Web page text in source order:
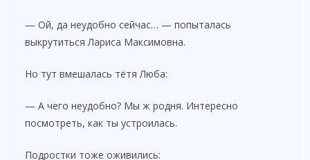
— Ой, да неудобно сейчас… — попыталась
выкрутиться Лариса Максимовна.
Но тут вмешалась тётя Люба:
— А чего неудобно? Мы ж родня. Интересно
посмотреть, как ты устроилась.
Подростки тоже оживились: